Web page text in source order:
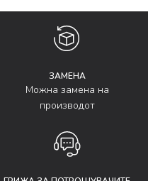
ЗАМЕНА
Можна замена на
производот